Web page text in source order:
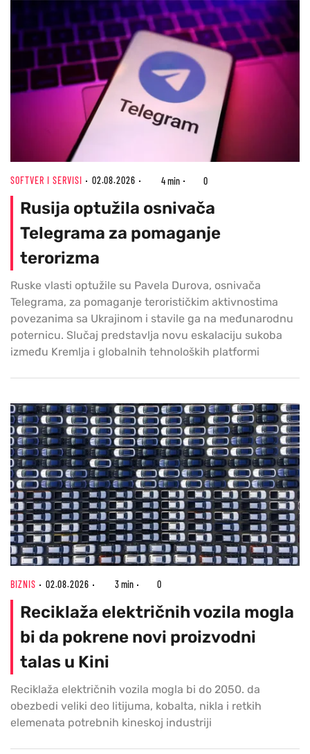
SOFTVER I SERVISI 02.08.2026 4 min 0
Rusija optužila osnivača
Telegrama za pomaganje
terorizma
Ruske vlasti optužile su Pavela Durova, osnivača
Telegrama, za pomaganje terorističkim aktivnostima
povezanima sa Ukrajinom i stavile ga na međunarodnu
poternicu. Slučaj predstavlja novu eskalaciju sukoba
između Kremlja i globalnih tehnoloških platformi
BIZNIS 02.08.2026 3 min 0
Reciklaža električnih vozila mogla
bi da pokrene novi proizvodni
talas u Kini
Reciklaža električnih vozila mogla bi do 2050. da
obezbedi veliki deo litijuma, kobalta, nikla i retkih
elemenata potrebnih kineskoj industriji